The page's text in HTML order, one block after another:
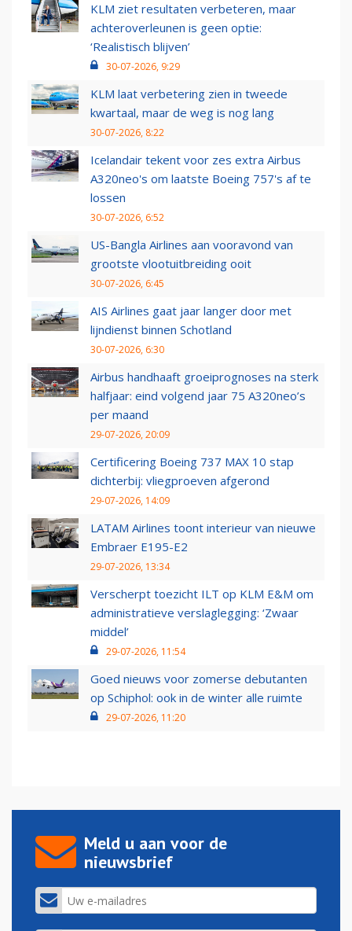
KLM ziet resultaten verbeteren, maar
achteroverleunen is geen optie:
‘Realistisch blijven’
30-07-2026, 9:29
KLM laat verbetering zien in tweede
kwartaal, maar de weg is nog lang
30-07-2026, 8:22
Icelandair tekent voor zes extra Airbus
A320neo's om laatste Boeing 757's af te
lossen
30-07-2026, 6:52
US-Bangla Airlines aan vooravond van
grootste vlootuitbreiding ooit
30-07-2026, 6:45
AIS Airlines gaat jaar langer door met
lijndienst binnen Schotland
30-07-2026, 6:30
Airbus handhaaft groeiprognoses na sterk
halfjaar: eind volgend jaar 75 A320neo’s
per maand
29-07-2026, 20:09
Certificering Boeing 737 MAX 10 stap
dichterbij: vliegproeven afgerond
29-07-2026, 14:09
LATAM Airlines toont interieur van nieuwe
Embraer E195-E2
29-07-2026, 13:34
Verscherpt toezicht ILT op KLM E&M om
administratieve verslaglegging: ‘Zwaar
middel’
29-07-2026, 11:54
Goed nieuws voor zomerse debutanten
op Schiphol: ook in de winter alle ruimte
29-07-2026, 11:20
Meld u aan voor de
nieuwsbrief